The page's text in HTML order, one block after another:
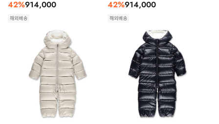
42%914,000
해외배송
42%914,000
해외배송